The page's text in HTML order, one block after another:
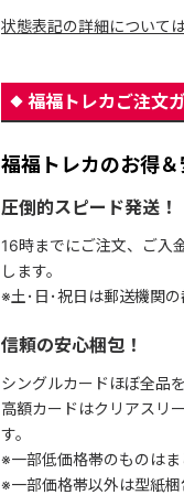
状態表記の詳細について
福福トレカご注文
福福トレカのお得
圧倒的スピード発送！
16時までにご注文、ご入
します。
※土･日･祝日は郵送機関の
信頼の安心梱包！
シングルカードほぼ全品
高額カードはクリアスリ
す。
※一部低価格帯のものはま
※一部価格帯以外は型紙梱